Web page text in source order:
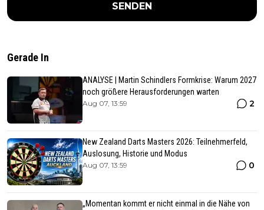
SENDEN
Gerade In
ANALYSE | Martin Schindlers Formkrise: Warum 2027
noch größere Herausforderungen warten
Aug 07, 13:59 2
New Zealand Darts Masters 2026: Teilnehmerfeld,
Auslosung, Historie und Modus
Aug 07, 13:59 0
„Momentan kommt er nicht einmal in die Nähe von